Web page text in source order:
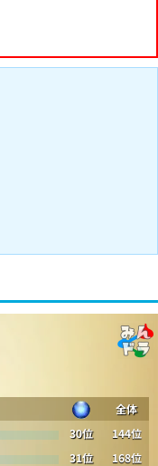
全体
30位
144位
31位
168位